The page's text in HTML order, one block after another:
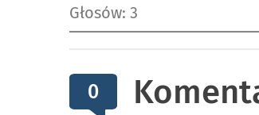
Głosów: 3
0